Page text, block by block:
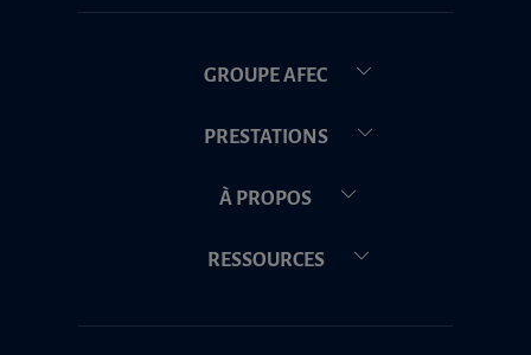
GROUPE AFEC
PRESTATIONS
À PROPOS
RESSOURCES